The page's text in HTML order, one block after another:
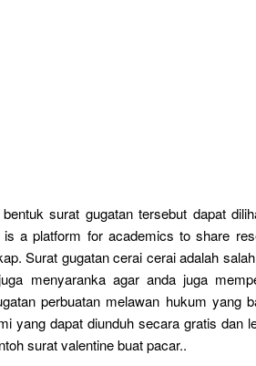
surat gugatan tersebut dapat
a platform for academics to share
Surat gugatan cerai cerai adalah
menyaranka agar anda juga
perbuatan melawan hukum yang
yang dapat diunduh secara gratis dan
surat valentine buat pacar..